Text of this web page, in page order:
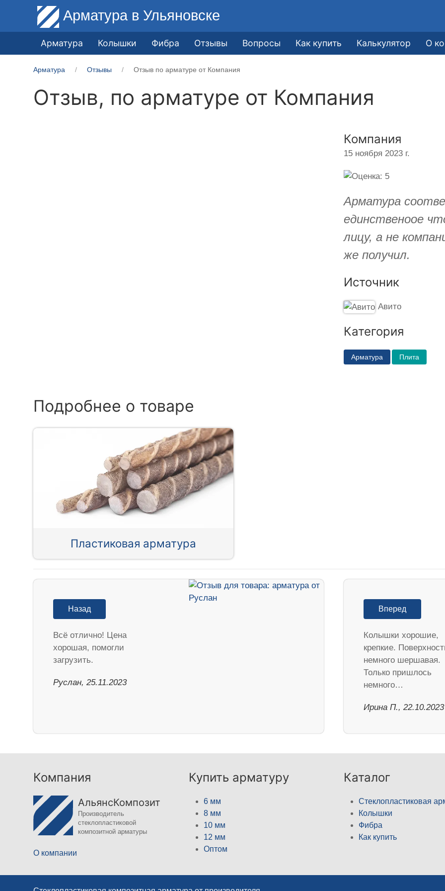
Арматура в Ульяновске
Арматура Колышки Фибра Отзывы Вопросы Как купить Калькулятор О
Арматура Отзывы Отзыв по арматуре от Компания
Отзыв, по арматуре от Компания
Компания
15 ноября 2023 г.
Арматура
единственоое
лицу, а не
же получил.
Источник
Авито
Категория
Арматура Плита
Подробнее о товаре
Пластиковая арматура
Назад
Всё отлично! Цена
хорошая, помогли
загрузить.
Руслан, 25.11.2023
Вперед
Колышки хорошие,
крепкие.
немного шершавая.
Только пришлось
немного…
Ирина П., 22.10.2023
Компания
АльянсКомпозит
Производитель
стеклопластиковой
композитной арматуры
О компании
Купить арматуру
6 мм
8 мм
10 мм
12 мм
Оптом
Каталог
Стеклопластиковая
Колышки
Фибра
Как купить